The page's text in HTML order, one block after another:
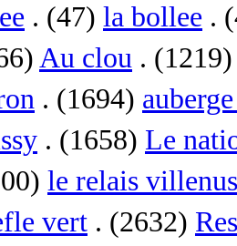
. (47) la bollee .
Au clou .
. (1694)
. (1658) Le
le relais villenus
vert . (2632)